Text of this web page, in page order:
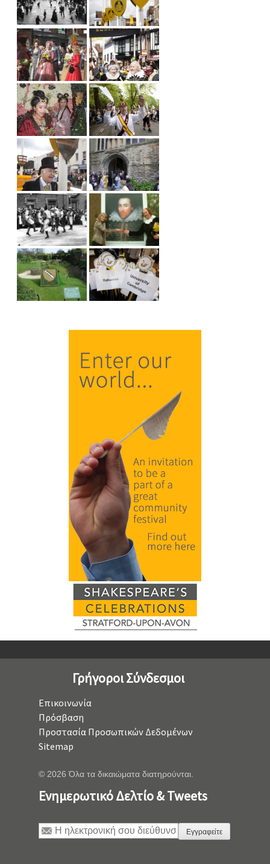
Γρήγοροι Σύνδεσμοι
Επικοινωνία
Πρόσβαση
Προστασία Προσωπικών Δεδομένων
Sitemap
© 2026 Όλα τα δικαιώματα διατηρούνται.
Ενημερωτικό Δελτίο & Tweets